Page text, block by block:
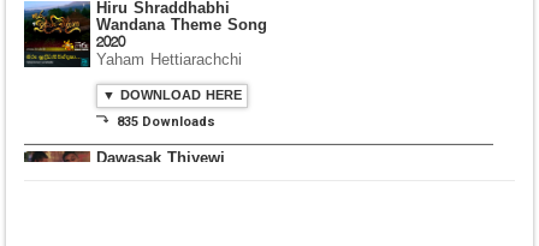
Hiru Shraddhabhi
Wandana Theme Song
2020
Yaham Hettiarachchi
▼ DOWNLOAD HERE
⤵ 835 Downloads
Dawasak Thiyewi